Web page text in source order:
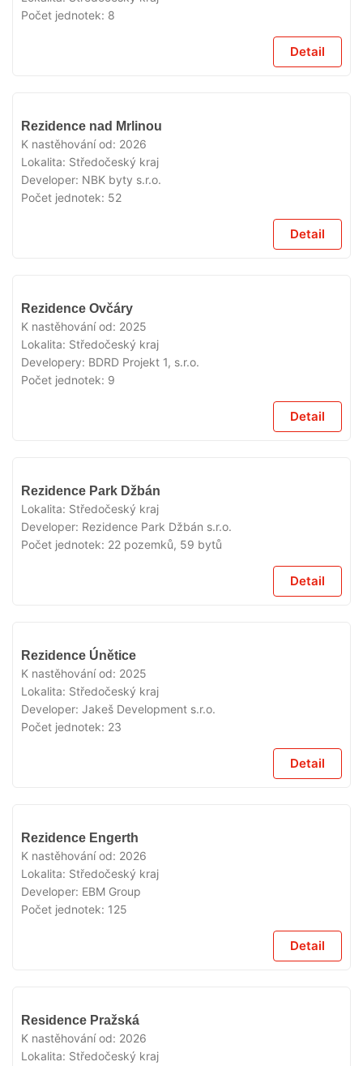
Počet jednotek: 8
Detail
Rezidence nad Mrlinou
K nastěhování od: 2026
Lokalita: Středočeský kraj
Developer: NBK byty s.r.o.
Počet jednotek: 52
Detail
Rezidence Ovčáry
K nastěhování od: 2025
Lokalita: Středočeský kraj
Developery: BDRD Projekt 1, s.r.o.
Počet jednotek: 9
Detail
Rezidence Park Džbán
Lokalita: Středočeský kraj
Developer: Rezidence Park Džbán s.r.o.
Počet jednotek: 22 pozemků, 59 bytů
Detail
Rezidence Únětice
K nastěhování od: 2025
Lokalita: Středočeský kraj
Developer: Jakeš Development s.r.o.
Počet jednotek: 23
Detail
Rezidence Engerth
K nastěhování od: 2026
Lokalita: Středočeský kraj
Developer: EBM Group
Počet jednotek: 125
Detail
Residence Pražská
K nastěhování od: 2026
Lokalita: Středočeský kraj